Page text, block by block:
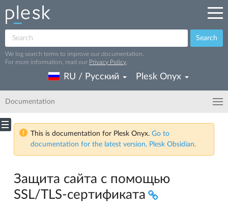
Search
We log search terms to improve our documentation.
For more information, read our Privacy Policy
RU / Русский Plesk Onyx
Documentation
This is documentation for Plesk Onyx. Go to
documentation for the latest version, Plesk Obsidian.
Защита сайта с помощью
SSL/TLS-сертификата